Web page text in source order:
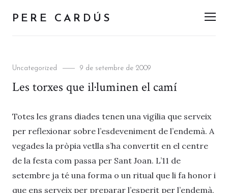
PERE CARDÚS
Categories
Uncategorized
Posted
9 de setembre de 2009
Les torxes que il·luminen el camí
Totes les grans diades tenen una vigília que serveix
per reflexionar sobre l’esdeveniment de l’endemà. A
vegades la pròpia vetlla s’ha convertit en el centre
de la festa com passa per Sant Joan. L’11 de
setembre ja té una forma o un ritual que li fa honor i
que ens serveix per preparar l’esperit per l’endemà.